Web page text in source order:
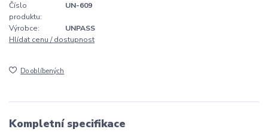
Číslo
produktu:
UN-609
Výrobce:
UNPASS
Hlídat cenu / dostupnost
Do oblíbených
Kompletní specifikace